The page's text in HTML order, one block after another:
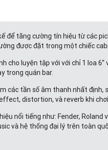
tăng cường tín hiệu từ các
được đặt trong một chiếc
luyện tập với với chỉ 1 loa
trong quán bar.
các tần số âm thanh nhất định,
distortion, và reverb khi
nổi tiếng như: Fender, Roland
và hệ thống đại lý trên toàn